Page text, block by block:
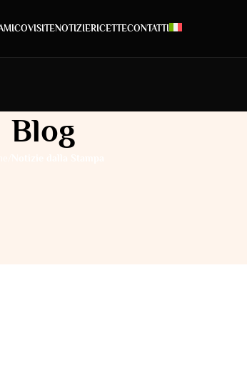
VISITENOTIZIERICETTECONTATTI
Blog